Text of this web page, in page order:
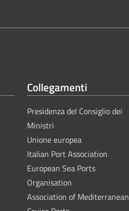
Collegamenti
Presidenza del Consiglio dei
Ministri
Unione europea
Italian Port Association
European Sea Ports
Organisation
Association of Mediterranean